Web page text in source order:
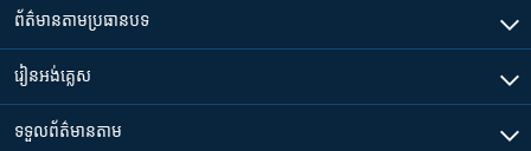
ព័ត៌មាន​តាមប្រធានបទ​
រៀន​​អង់គ្លេស
ទទួល​ព័ត៌មាន​តាម